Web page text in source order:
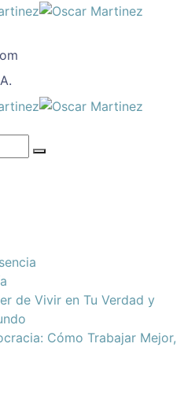
de Vivir en Tu Verdad y
Cómo Trabajar Mejor,